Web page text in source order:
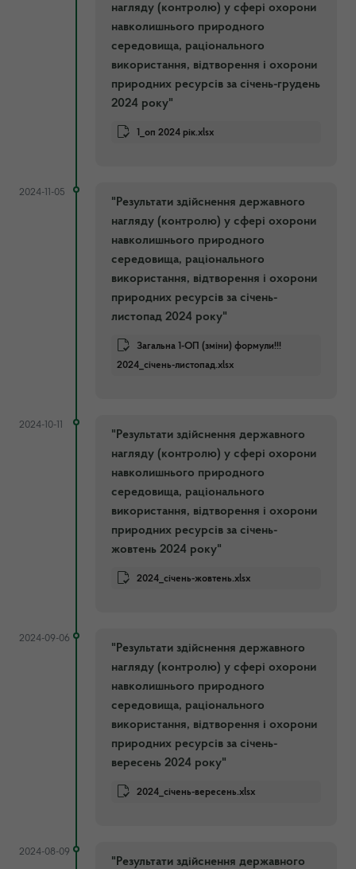
нагляду (контролю) у сфері охорони
навколишнього природного
середовища, раціонального
використання, відтворення і охорони
природних ресурсів за січень-грудень
2024 року"
1_оп 2024 рік.xlsx
2024-11-05
"Результати здійснення державного
нагляду (контролю) у сфері охорони
навколишнього природного
середовища, раціонального
використання, відтворення і охорони
природних ресурсів за січень-
листопад 2024 року"
Загальна 1-ОП (зміни) формули!!!
2024_січень-листопад.xlsx
2024-10-11
"Результати здійснення державного
нагляду (контролю) у сфері охорони
навколишнього природного
середовища, раціонального
використання, відтворення і охорони
природних ресурсів за січень-
жовтень 2024 року"
2024_січень-жовтень.xlsx
2024-09-06
"Результати здійснення державного
нагляду (контролю) у сфері охорони
навколишнього природного
середовища, раціонального
використання, відтворення і охорони
природних ресурсів за січень-
вересень 2024 року"
2024_січень-вересень.xlsx
2024-08-09
"Результати здійснення державного